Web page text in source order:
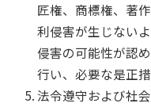
匠権、商標権、著
利侵害が生じない
侵害の可能性が認
行い、必要な是正措
法令遵守および社